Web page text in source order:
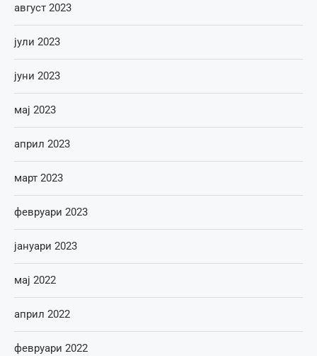
август 2023
јули 2023
јуни 2023
мај 2023
април 2023
март 2023
февруари 2023
јануари 2023
мај 2022
април 2022
февруари 2022